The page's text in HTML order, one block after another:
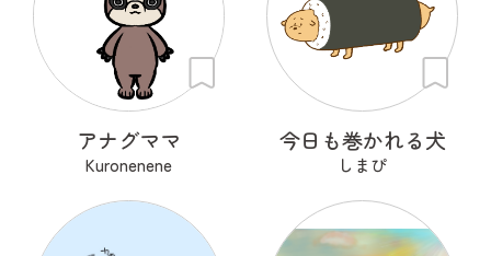
アナグママ
Kuronenene
今日も巻かれる犬
しまぴ